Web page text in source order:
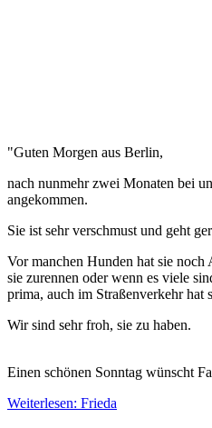
"Guten Morgen aus Berlin,
nach nunmehr zwei Monaten bei
angekommen.
Sie ist sehr verschmust und geht
Vor manchen Hunden hat sie
sie zurennen oder wenn es viele
prima, auch im Straßenverkehr hat
Wir sind sehr froh, sie zu haben.
Einen schönen Sonntag wünscht
Weiterlesen: Frieda